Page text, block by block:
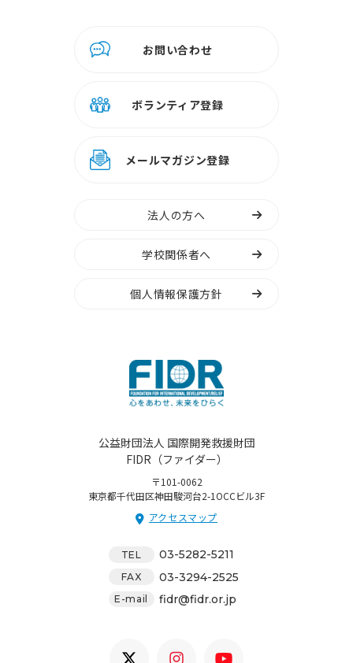
お問い合わせ
ボランティア登録
メールマガジン登録
法人の方へ
学校関係者へ
個人情報保護方針
公益財団法人 国際開発救援財団
FIDR（ファイダー）
〒101-0062
東京都千代田区神田駿河台2-1OCCビル3F
アクセスマップ
TEL 03-5282-5211
FAX 03-3294-2525
E-mail fidr@fidr.or.jp